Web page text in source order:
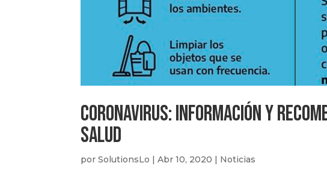
Coronavirus: Información y
Salud
porSolutionsLo |Abr 10, 2020 | Noticias